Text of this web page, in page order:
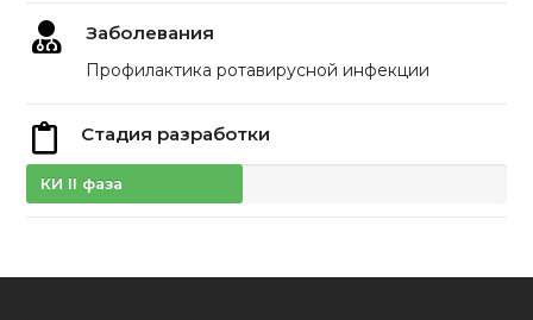
Заболевания
Профилактика ротавирусной инфекции
Стадия разработки
КИ II фаза